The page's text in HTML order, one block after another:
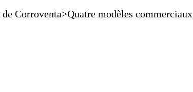
Corroventa>Quatre modèles commerciaux